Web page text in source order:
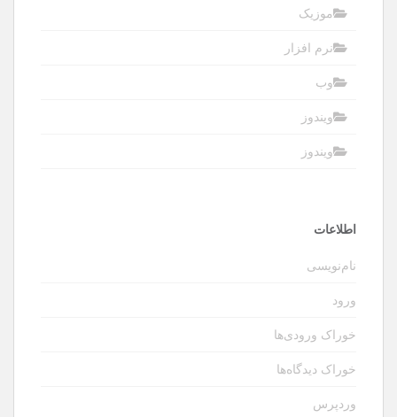
موزیک
نرم افزار
وب
ویندوز
ویندوز
اطلاعات
نام‌نویسی
ورود
خوراک ورودی‌ها
خوراک دیدگاه‌ها
وردپرس